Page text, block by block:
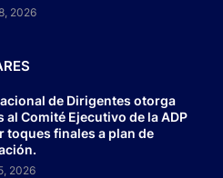
2026
de Dirigentes otorga
al Comité Ejecutivo de la ADP
toques finales a plan de
2026